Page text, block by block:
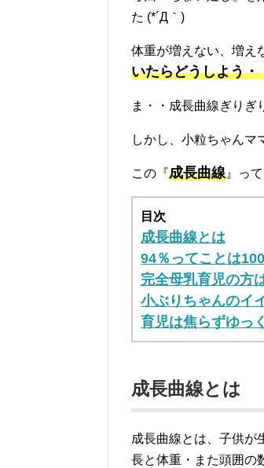
た (*´Д｀)
体重が増えない、増え
いたらどうしよう・
ま・・成長曲線ぎりぎ
しかし、小粒ちゃんマ
この『成長曲線 』っ
目次
成長曲線とは
94％ってことは
完全母乳育児の方
小ぶりちゃんのイ
育児は焦らずゆっ
成長曲線とは
成長曲線とは、子供が
長と体重・また頭囲の